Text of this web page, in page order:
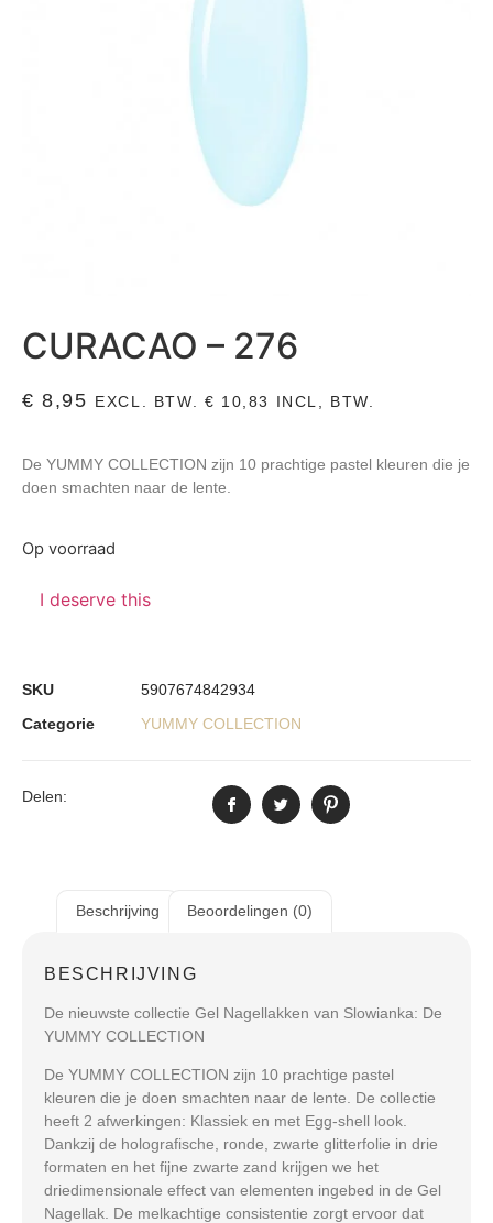
CURACAO – 276
€ 8,95 EXCL. BTW. € 10,83 INCL, BTW.
De YUMMY COLLECTION zijn 10 prachtige pastel kleuren die je
doen smachten naar de lente.
Op voorraad
I deserve this
SKU
5907674842934
Categorie
YUMMY COLLECTION
Delen:
Beschrijving Beoordelingen (0)
BESCHRIJVING
De nieuwste collectie Gel Nagellakken van Slowianka: De
YUMMY COLLECTION
De YUMMY COLLECTION zijn 10 prachtige pastel
kleuren die je doen smachten naar de lente. De collectie
heeft 2 afwerkingen: Klassiek en met Egg-shell look.
Dankzij de holografische, ronde, zwarte glitterfolie in drie
formaten en het fijne zwarte zand krijgen we het
driedimensionale effect van elementen ingebed in de Gel
Nagellak. De melkachtige consistentie zorgt ervoor dat